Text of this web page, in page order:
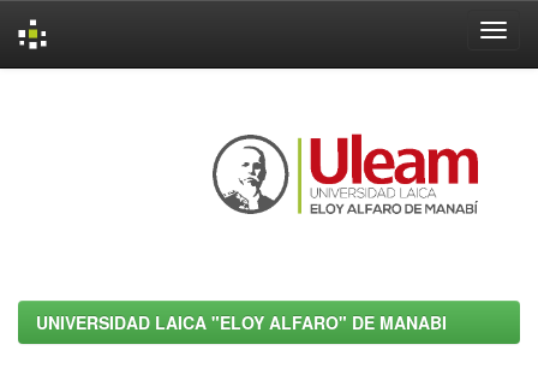
UNIVERSIDAD LAICA "ELOY ALFARO" DE MANABI